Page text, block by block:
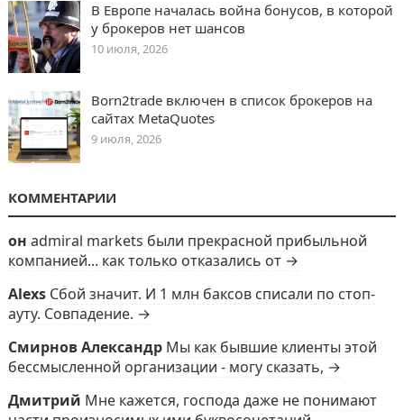
В Европе началась война бонусов, в которой
у брокеров нет шансов
10 июля, 2026
Born2trade включен в список брокеров на
сайтах MetaQuotes
9 июля, 2026
КОММЕНТАРИИ
он admiral markets были прекрасной прибыльной
компанией... как только отказались от →
Alexs Сбой значит. И 1 млн баксов списали по стоп-
ауту. Совпадение. →
Смирнов Александр Мы как бывшие клиенты этой
бессмысленной организации - могу сказать, →
Дмитрий Мне кажется, господа даже не понимают